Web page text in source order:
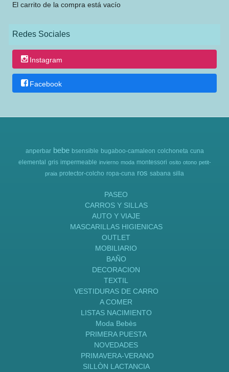
El carrito de la compra está vacío
Redes Sociales
Instagram
Facebook
anperbar bebe bsensible bugaboo-camaleon colchoneta cuna
elemental gris impermeable invierno moda montessori osito otono petit-
praia protector-colcho ropa-cuna ros sabana silla
PASEO
CARROS Y SILLAS
AUTO Y VIAJE
MASCARILLAS HIGIENICAS
OUTLET
MOBILIARIO
BAÑO
DECORACION
TEXTIL
VESTIDURAS DE CARRO
A COMER
LISTAS NACIMIENTO
Moda Bebès
PRIMERA PUESTA
NOVEDADES
PRIMAVERA-VERANO
SILLÒN LACTANCIA